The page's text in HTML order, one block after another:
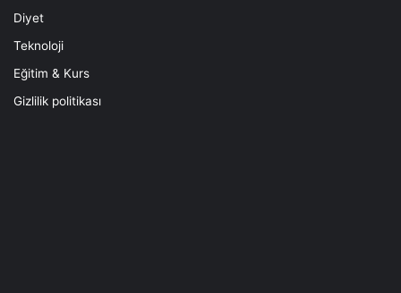
Diyet
Teknoloji
Eğitim & Kurs
Gizlilik politikası